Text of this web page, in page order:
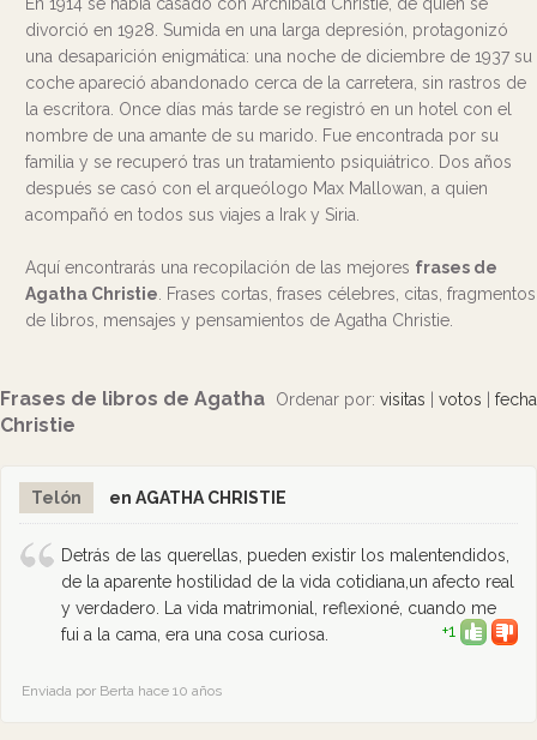
divorció en 1928. Sumida en una larga depresión, protagonizó
una desaparición enigmática: una noche de diciembre de 1937 su
coche apareció abandonado cerca de la carretera, sin rastros de
la escritora. Once días más tarde se registró en un hotel con el
nombre de una amante de su marido. Fue encontrada por su
familia y se recuperó tras un tratamiento psiquiátrico. Dos años
después se casó con el arqueólogo Max Mallowan, a quien
acompañó en todos sus viajes a Irak y Siria.
Aquí encontrarás una recopilación de las mejores frases de
Agatha Christie . Frases cortas, frases célebres, citas, fragmentos
de libros, mensajes y pensamientos de Agatha Christie.
Ordenar por: visitas votos fecha
Frases de libros de Agatha
Christie
Telón en AGATHA CHRISTIE
Detrás de las querellas, pueden existir los malentendidos,
de la aparente hostilidad de la vida cotidiana,un afecto real
y verdadero. La vida matrimonial, reflexioné, cuando me
fui a la cama, era una cosa curiosa.
+1
Enviada por Berta hace 10 años